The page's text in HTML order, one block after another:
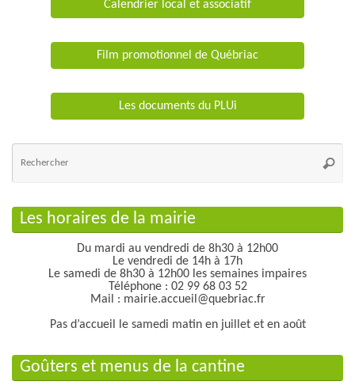
Calendrier local et associatif
Film promotionnel de Québriac
Les documents du PLUi
Les horaires de la mairie
Du mardi au vendredi de 8h30 à 12h00
Le vendredi de 14h à 17h
Le samedi de 8h30 à 12h00 les semaines impaires
Téléphone : 02 99 68 03 52
Mail : mairie.accueil@quebriac.fr
Pas d’accueil le samedi matin en juillet et en août
Goûters et menus de la cantine